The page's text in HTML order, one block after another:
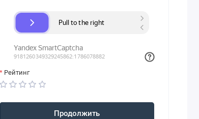
Рейтинг
Продолжить